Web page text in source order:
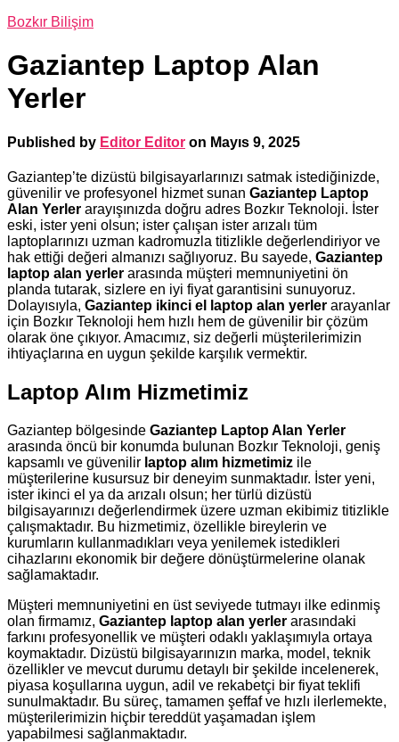
Bozkır Bilişim
Gaziantep Laptop Alan
Yerler
Published by Editor Editor on Mayıs 9, 2025
Gaziantep’te dizüstü bilgisayarlarınızı satmak istediğinizde,
güvenilir ve profesyonel hizmet sunan Gaziantep Laptop
Alan Yerler arayışınızda doğru adres Bozkır Teknoloji. İster
eski, ister yeni olsun; ister çalışan ister arızalı tüm
laptoplarınızı uzman kadromuzla titizlikle değerlendiriyor ve
hak ettiği değeri almanızı sağlıyoruz. Bu sayede, Gaziantep
laptop alan yerler arasında müşteri memnuniyetini ön
planda tutarak, sizlere en iyi fiyat garantisini sunuyoruz.
Dolayısıyla, Gaziantep ikinci el laptop alan yerler arayanlar
için Bozkır Teknoloji hem hızlı hem de güvenilir bir çözüm
olarak öne çıkıyor. Amacımız, siz değerli müşterilerimizin
ihtiyaçlarına en uygun şekilde karşılık vermektir.
Laptop Alım Hizmetimiz
Gaziantep bölgesinde Gaziantep Laptop Alan Yerler
arasında öncü bir konumda bulunan Bozkır Teknoloji, geniş
kapsamlı ve güvenilir laptop alım hizmetimiz ile
müşterilerine kusursuz bir deneyim sunmaktadır. İster yeni,
ister ikinci el ya da arızalı olsun; her türlü dizüstü
bilgisayarınızı değerlendirmek üzere uzman ekibimiz titizlikle
çalışmaktadır. Bu hizmetimiz, özellikle bireylerin ve
kurumların kullanmadıkları veya yenilemek istedikleri
cihazlarını ekonomik bir değere dönüştürmelerine olanak
sağlamaktadır.
Müşteri memnuniyetini en üst seviyede tutmayı ilke edinmiş
olan firmamız, Gaziantep laptop alan yerler arasındaki
farkını profesyonellik ve müşteri odaklı yaklaşımıyla ortaya
koymaktadır. Dizüstü bilgisayarınızın marka, model, teknik
özellikler ve mevcut durumu detaylı bir şekilde incelenerek,
piyasa koşullarına uygun, adil ve rekabetçi bir fiyat teklifi
sunulmaktadır. Bu süreç, tamamen şeffaf ve hızlı ilerlemekte,
müşterilerimizin hiçbir tereddüt yaşamadan işlem
yapabilmesi sağlanmaktadır.